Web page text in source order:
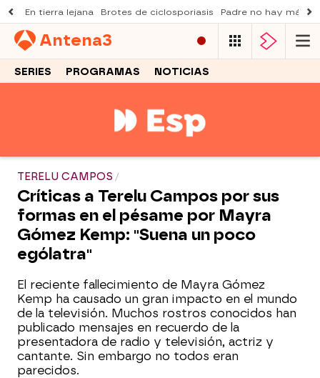
En tierra lejana Brotes de ciclosporiasis Padre no hay más
Antena3
SERIES PROGRAMAS NOTICIAS
TERELU CAMPOS
Críticas a Terelu Campos por sus
formas en el pésame por Mayra
Gómez Kemp: "Suena un poco
ególatra"
El reciente fallecimiento de Mayra Gómez
Kemp ha causado un gran impacto en el mundo
de la televisión. Muchos rostros conocidos han
publicado mensajes en recuerdo de la
presentadora de radio y televisión, actriz y
cantante. Sin embargo no todos eran
parecidos.